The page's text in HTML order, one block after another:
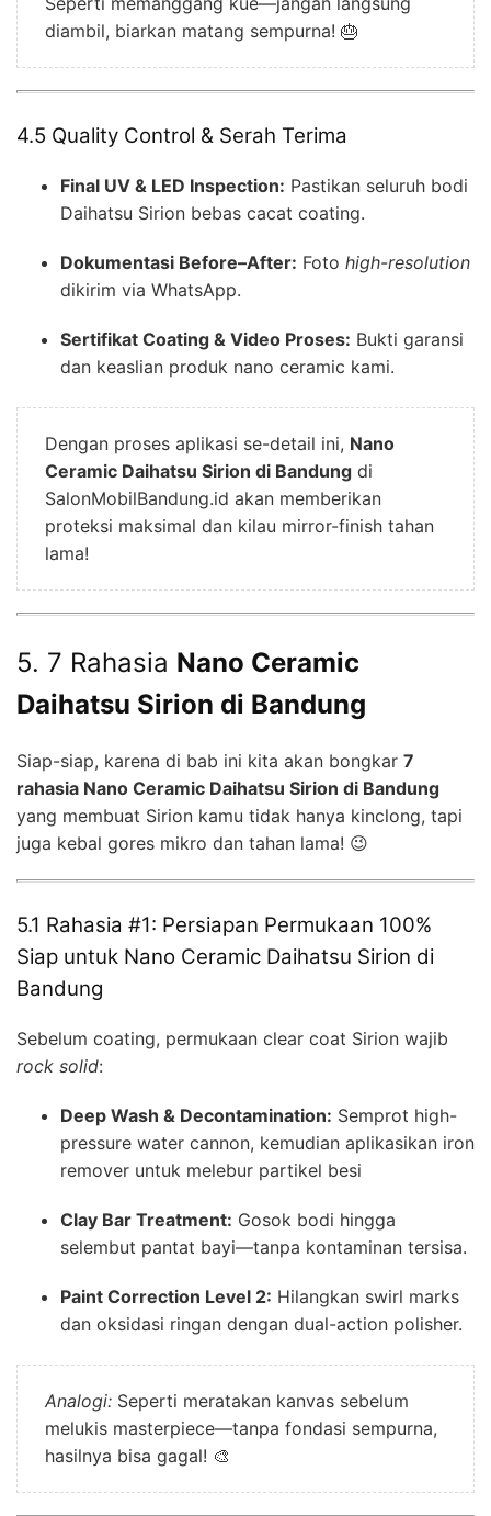
diambil, biarkan matang sempurna! 🎂
4.5 Quality Control & Serah Terima
Final UV & LED Inspection: Pastikan seluruh bodi
Daihatsu Sirion bebas cacat coating.
Dokumentasi Before–After: Foto high-resolution
dikirim via WhatsApp.
Sertifikat Coating & Video Proses: Bukti garansi
dan keaslian produk nano ceramic kami.
Dengan proses aplikasi se-detail ini, Nano
Ceramic Daihatsu Sirion di Bandung di
SalonMobilBandung.id akan memberikan
proteksi maksimal dan kilau mirror-finish tahan
lama!
5. 7 Rahasia Nano Ceramic
Daihatsu Sirion di Bandung
Siap-siap, karena di bab ini kita akan bongkar 7
rahasia Nano Ceramic Daihatsu Sirion di Bandung
yang membuat Sirion kamu tidak hanya kinclong, tapi
juga kebal gores mikro dan tahan lama! 😉
5.1 Rahasia #1: Persiapan Permukaan 100%
Siap untuk Nano Ceramic Daihatsu Sirion di
Bandung
Sebelum coating, permukaan clear coat Sirion wajib
rock solid:
Deep Wash & Decontamination: Semprot high-
pressure water cannon, kemudian aplikasikan iron
remover untuk melebur partikel besi
Clay Bar Treatment: Gosok bodi hingga
selembut pantat bayi—tanpa kontaminan tersisa.
Paint Correction Level 2: Hilangkan swirl marks
dan oksidasi ringan dengan dual-action polisher.
Analogi: Seperti meratakan kanvas sebelum
melukis masterpiece—tanpa fondasi sempurna,
hasilnya bisa gagal! 🎨